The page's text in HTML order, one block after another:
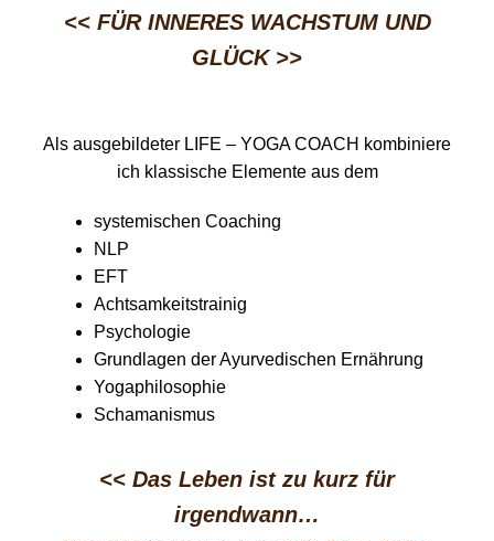
<< FÜR INNERES WACHSTUM UND
GLÜCK>>
Als ausgebildeter LIFE – YOGA COACH kombiniere
ich klassische Elemente aus dem
systemischen Coaching
NLP
EFT
Achtsamkeitstrainig
Psychologie
Grundlagen der Ayurvedischen Ernährung
Yogaphilosophie
Schamanismus
<< Das Leben ist zu kurz für
irgendwann…